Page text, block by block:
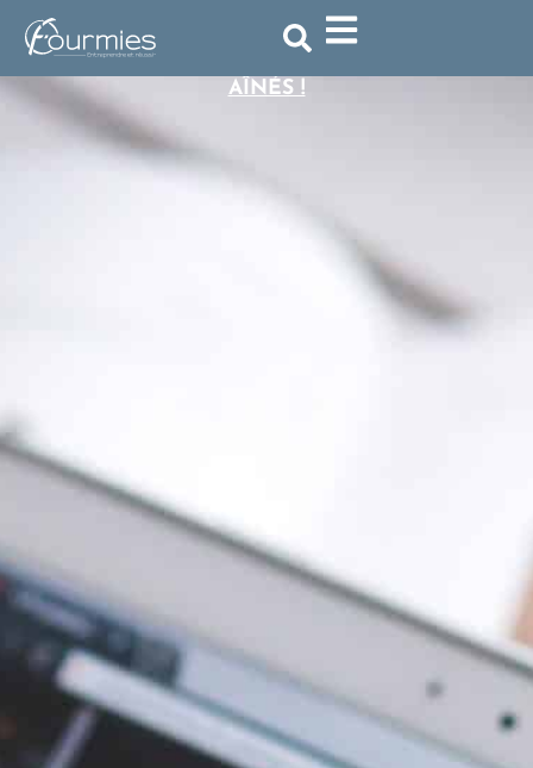
ACCUEIL »
SENIORS : ÉLISEZ VOS
REPRÉSENTANTS AU CONSEIL MUNICIPAL DES
AÎNÉS !